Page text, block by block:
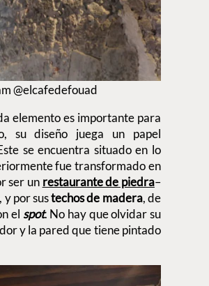
@elcafedefouad
elemento es importante para
su diseño juega un papel
se encuentra situado en lo
fue transformado en
ser un restaurante de piedra–
y por sustechos de madera, de
el spot. No hay que olvidar su
y la pared que tiene pintado